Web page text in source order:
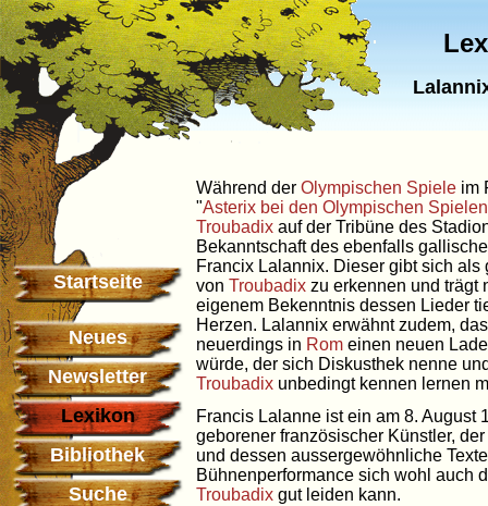
Startseite
Neues
Newsletter
Lexikon
Bibliothek
Suche
Während der Olympischen Spiele im
"Asterix bei den Olympischen Spielen
Troubadix auf der Tribüne des
Bekanntschaft des ebenfalls
Francix Lalannix. Dieser gibt sich als
von Troubadix zu erkennen und trägt
eigenem Bekenntnis dessen Lieder
Herzen. Lalannix erwähnt zudem,
neuerdings in Rom einen neuen
würde, der sich Diskusthek nenne
Troubadix unbedingt kennen lernen
Francis Lalanne ist ein am 8. August
geborener französischer Künstler,
und dessen aussergewöhnliche
Bühnenperformance sich wohl auch
Troubadix gut leiden kann.